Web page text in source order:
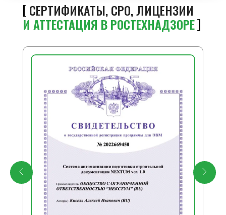
СЕРТИФИКАТЫ, СРО, ЛИЦЕНЗИИ
И АТТЕСТАЦИЯ В РОСТЕХНАДЗОРЕ